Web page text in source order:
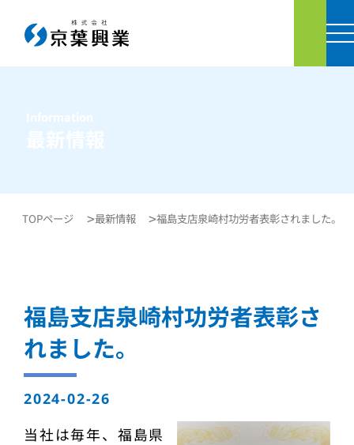
お問
Information
最新情報
TOPページ 最新情報 福島支店泉崎村功労者表彰されました。
福島支店泉崎村功労者表彰さ
れました。
2024-02-26
当社は毎年、福島県